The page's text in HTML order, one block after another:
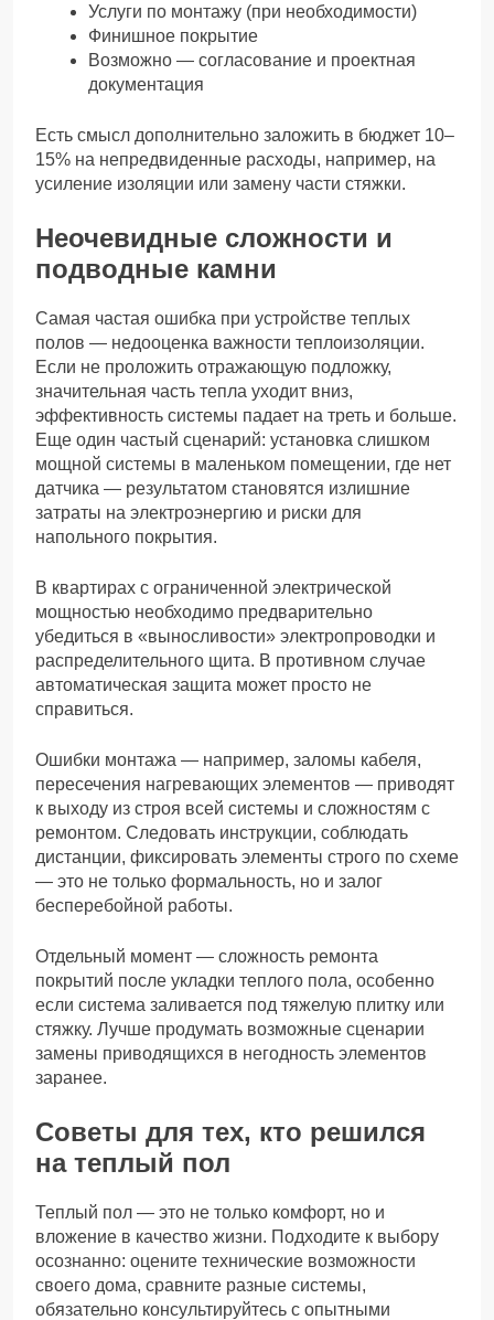
Услуги по монтажу (при необходимости)
Финишное покрытие
Возможно — согласование и проектная
документация
Есть смысл дополнительно заложить в бюджет 10–
15% на непредвиденные расходы, например, на
усиление изоляции или замену части стяжки.
Неочевидные сложности и
подводные камни
Самая частая ошибка при устройстве теплых
полов — недооценка важности теплоизоляции.
Если не проложить отражающую подложку,
значительная часть тепла уходит вниз,
эффективность системы падает на треть и больше.
Еще один частый сценарий: установка слишком
мощной системы в маленьком помещении, где нет
датчика — результатом становятся излишние
затраты на электроэнергию и риски для
напольного покрытия.
В квартирах с ограниченной электрической
мощностью необходимо предварительно
убедиться в «выносливости» электропроводки и
распределительного щита. В противном случае
автоматическая защита может просто не
справиться.
Ошибки монтажа — например, заломы кабеля,
пересечения нагревающих элементов — приводят
к выходу из строя всей системы и сложностям с
ремонтом. Следовать инструкции, соблюдать
дистанции, фиксировать элементы строго по схеме
— это не только формальность, но и залог
бесперебойной работы.
Отдельный момент — сложность ремонта
покрытий после укладки теплого пола, особенно
если система заливается под тяжелую плитку или
стяжку. Лучше продумать возможные сценарии
замены приводящихся в негодность элементов
заранее.
Советы для тех, кто решился
на теплый пол
Теплый пол — это не только комфорт, но и
вложение в качество жизни. Подходите к выбору
осознанно: оцените технические возможности
своего дома, сравните разные системы,
обязательно консультируйтесь с опытными